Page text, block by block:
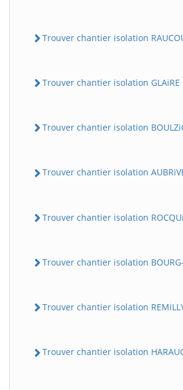
Trouver chantier isolation
Trouver chantier isolation GLAiRE
Trouver chantier isolation
Trouver chantier isolation
Trouver chantier isolation
Trouver chantier isolation BOURG-
Trouver chantier isolation
Trouver chantier isolation